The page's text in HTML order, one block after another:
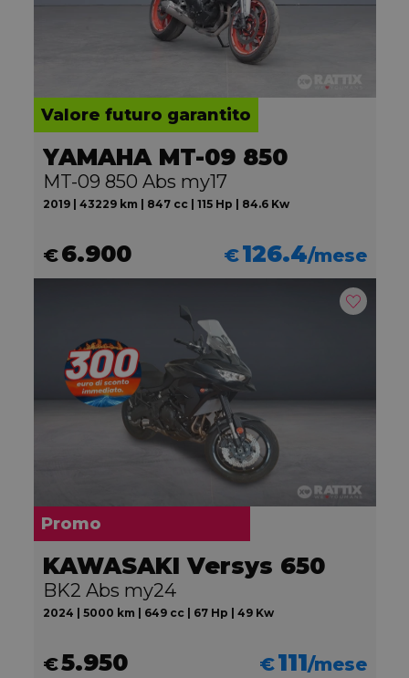
Valore futuro garantito
YAMAHA MT-09 850
MT-09 850 Abs my17
2019 | 43229 km | 847 cc | 115 Hp | 84.6 Kw
€6.900 €126.4/mese
Promo
KAWASAKI Versys 650
BK2 Abs my24
2024 | 5000 km | 649 cc | 67 Hp | 49 Kw
€5.950 €111/mese